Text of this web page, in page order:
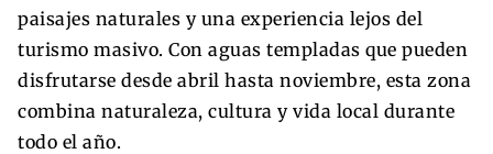
paisajes naturales y una experiencia lejos del
turismo masivo. Con aguas templadas que pueden
disfrutarse desde abril hasta noviembre, esta zona
combina naturaleza, cultura y vida local durante
todo el año.